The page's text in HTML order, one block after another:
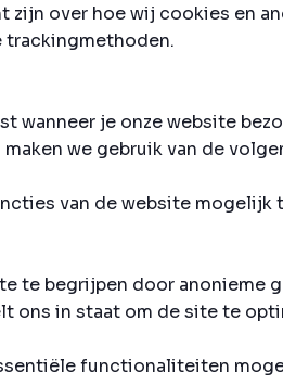
zijn over hoe wij cookies en
trackingmethoden.
je onze website
we gebruik van de
van de website mogelijk
te begrijpen door anonieme
ons in staat om de site te
functionaliteiten